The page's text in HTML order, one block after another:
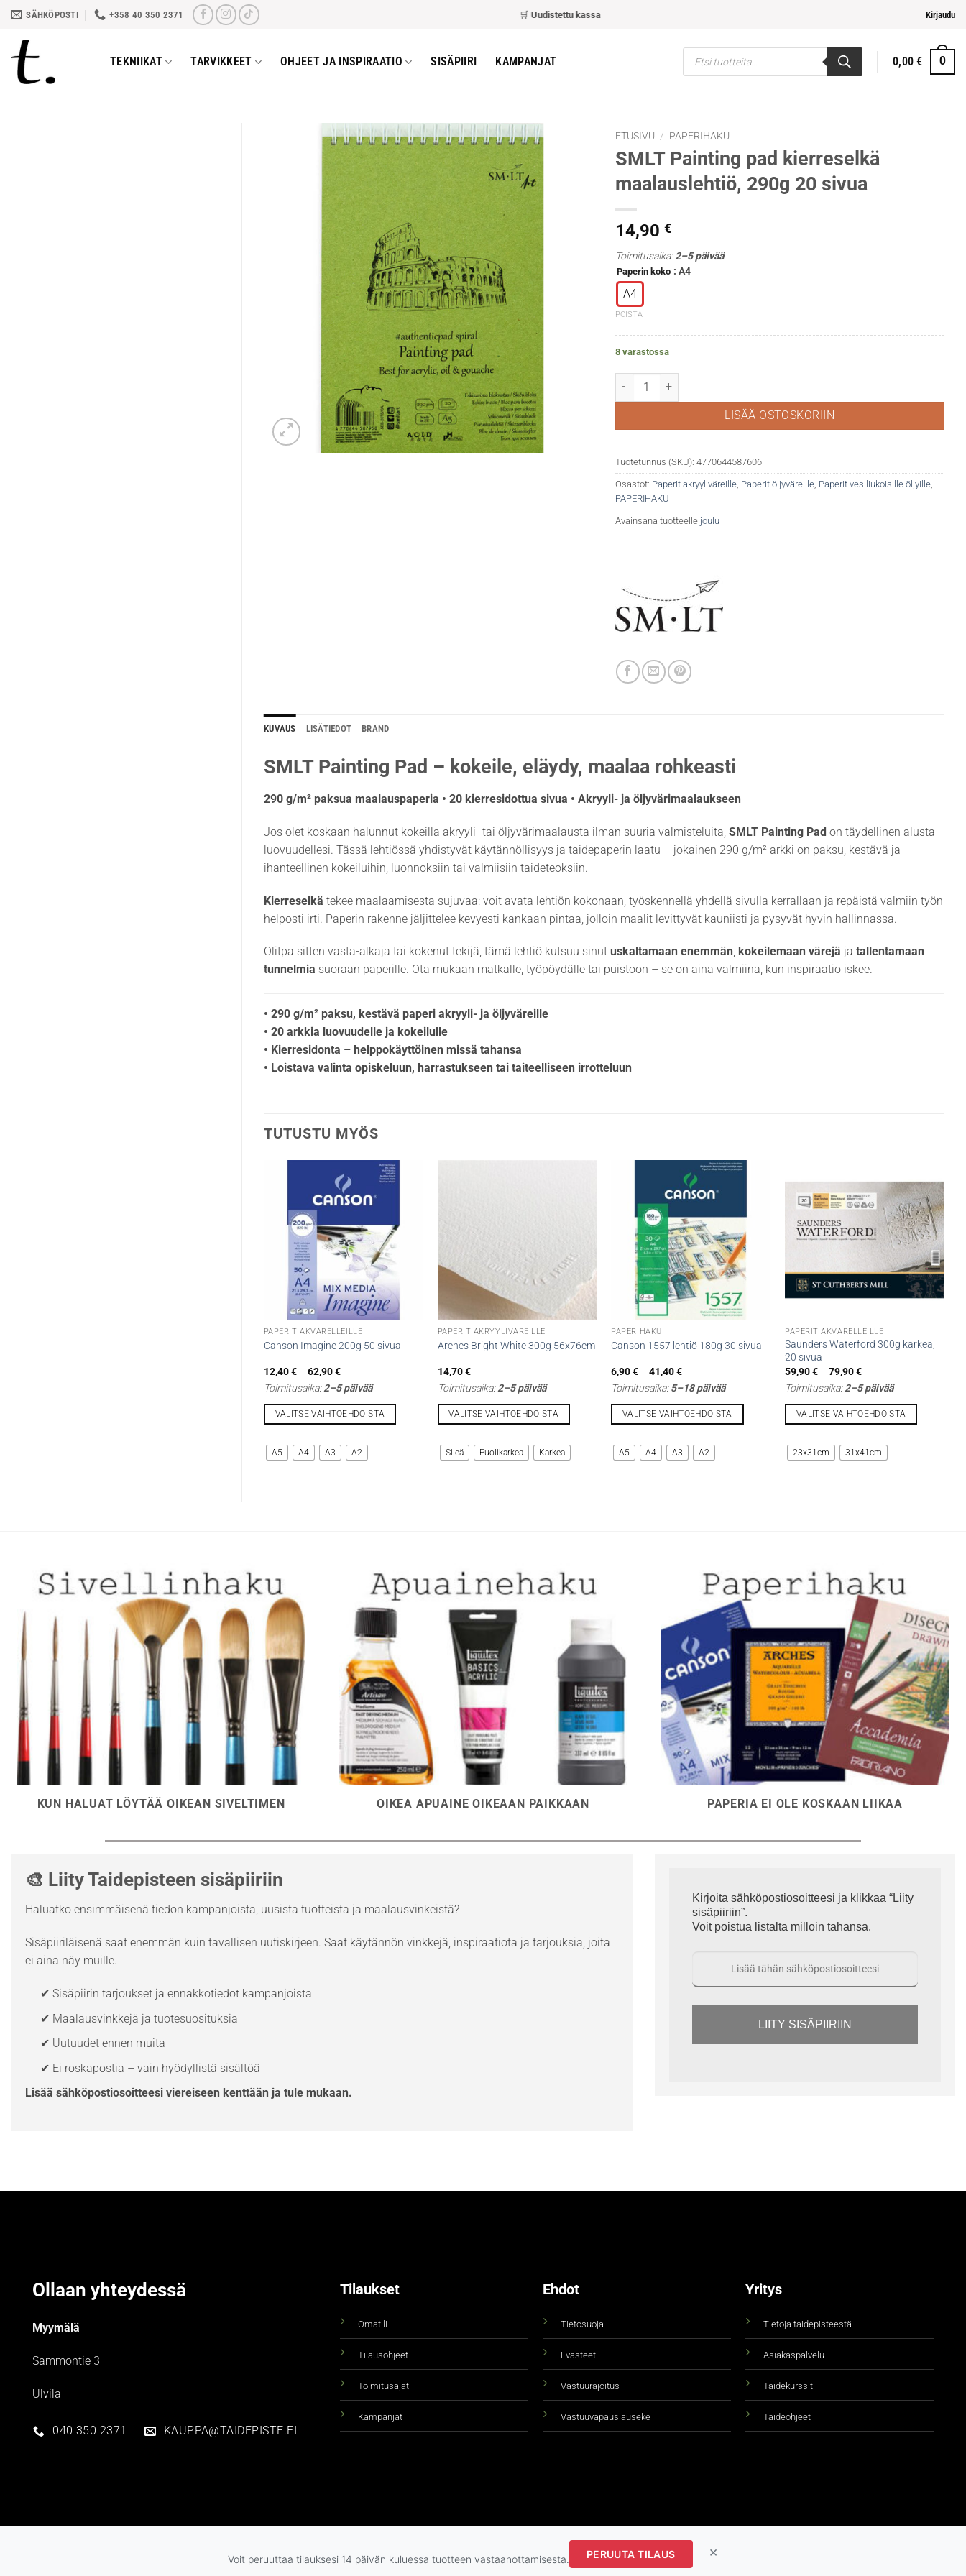
Skip
content
SÄHKÖPOSTI +358 40 350 2371 Uudistettu kassa– nopeampi ja helpompi maksaminen Kirjaudu
TEKNIIKAT TARVIKKEET OHJEET JA INSPIRAATIO SISÄPIIRI KAMPANJAT
Products
search
0,00€ 0
ETUSIVU / PAPERIHAKU
SMLT Painting pad kierreselkä
maalauslehtiö, 290g 20 sivua
14,90 €
Toimitusaika:2–5 päivää
Paperin koko : A4
A4
POISTA
8 varastossa
SMLT Painting pad kierreselkä maalauslehtiö, 290g 20 sivua määrä
LISÄÄ OSTOSKORIIN
Tuotetunnus (SKU): 4770644587606
Osastot: Paperit akryyliväreille, Paperit öljyväreille, Paperit vesiliukoisille öljyille,
PAPERIHAKU
Avainsana tuotteelle joulu
KUVAUS LISÄTIEDOT BRAND
SMLT Painting Pad – kokeile, eläydy, maalaa rohkeasti
290 g/m² paksua maalauspaperia • 20 kierresidottua sivua • Akryyli- ja öljyvärimaalaukseen
Jos olet koskaan halunnut kokeilla akryyli- tai öljyvärimaalausta ilman suuria valmisteluita, SMLT Painting Pad on täydellinen alusta
luovuudellesi. Tässä lehtiössä yhdistyvät käytännöllisyys ja taidepaperin laatu – jokainen 290 g/m² arkki on paksu, kestävä ja
ihanteellinen kokeiluihin, luonnoksiin tai valmiisiin taideteoksiin.
Kierreselkä tekee maalaamisesta sujuvaa: voit avata lehtiön kokonaan, työskennellä yhdellä sivulla kerrallaan ja repäistä valmiin työn
helposti irti. Paperin rakenne jäljittelee kevyesti kankaan pintaa, jolloin maalit levittyvät kauniisti ja pysyvät hyvin hallinnassa.
Olitpa sitten vasta-alkaja tai kokenut tekijä, tämä lehtiö kutsuu sinut uskaltamaan enemmän, kokeilemaan värejä ja tallentamaan
tunnelmia suoraan paperille. Ota mukaan matkalle, työpöydälle tai puistoon – se on aina valmiina, kun inspiraatio iskee.
• 290 g/m² paksu, kestävä paperi akryyli- ja öljyväreille
• 20 arkkia luovuudelle ja kokeilulle
• Kierresidonta – helppokäyttöinen missä tahansa
• Loistava valinta opiskeluun, harrastukseen tai taiteelliseen irrotteluun
TUTUSTU MYÖS
PAPERIT AKVARELLEILLE
Canson Imagine 200g 50 sivua
12,40€ – 62,90€Hintaluokka:
12,40 €
-
62,90 €
Toimitusaika:2–5 päivää
VALITSE VAIHTOEHDOISTA
tuotteella
sivulla.
A5 A4 A3 A2
PAPERIT AKRYYLIVÄREILLE
Arches Bright White 300g 56x76cm
14,70€
Toimitusaika:2–5 päivää
VALITSE VAIHTOEHDOISTA
tuotteella
sivulla.
Sileä Puolikarkea Karkea
PAPERIHAKU
Canson 1557 lehtiö 180g 30 sivua
6,90€ – 41,40€Hintaluokka:
-
41,40 €
Toimitusaika:5–18 päivää
VALITSE VAIHTOEHDOISTA
tuotteella
A5 A4 A3 A2
PAPERIT AKVARELLEILLE
Saunders Waterford 300g karkea,
20 sivua
59,90€ – 79,90€Hintaluokka:
59,90 €
-
79,90 €
Toimitusaika:2–5 päivää
VALITSE VAIHTOEHDOISTA
tuotteella
sivulla.
23x31cm 31x41cm
KUN HALUAT LÖYTÄÄ OIKEAN SIVELTIMEN OIKEA APUAINE OIKEAAN PAIKKAAN PAPERIA EI OLE KOSKAAN LIIKAA
🎨 Liity Taidepisteen sisäpiiriin
Haluatko ensimmäisenä tiedon kampanjoista, uusista tuotteista ja maalausvinkeistä?
Sisäpiiriläisenä saat enemmän kuin tavallisen uutiskirjeen. Saat käytännön vinkkejä, inspiraatiota ja tarjouksia, joita
ei aina näy muille.
✔ Sisäpiirin tarjoukset ja ennakkotiedot kampanjoista
✔ Maalausvinkkejä ja tuotesuosituksia
✔ Uutuudet ennen muita
✔ Ei roskapostia – vain hyödyllistä sisältöä
Lisää sähköpostiosoitteesi viereiseen kenttään ja tule mukaan.
Kirjoita sähköpostiosoitteesi ja klikkaa “Liity
sisäpiiriin”.
Voit poistua listalta milloin tahansa.
LIITY SISÄPIIRIIN
Ollaan yhteydessä
Myymälä
Sammontie 3
Ulvila
040 350 2371 KAUPPA@TAIDEPISTE.FI
Tilaukset
Omatili
Tilausohjeet
Toimitusajat
Kampanjat
Ehdot
Tietosuoja
Evästeet
Vastuurajoitus
Vastuuvapauslauseke
Yritys
Tietoja taidepisteestä
Asiakaspalvelu
Taidekurssit
Taideohjeet
Copyright 2026 © taidepiste.fi
Voit peruuttaa tilauksesi 14 päivän kuluessa tuotteen vastaanottamisesta. PERUUTA TILAUS ×